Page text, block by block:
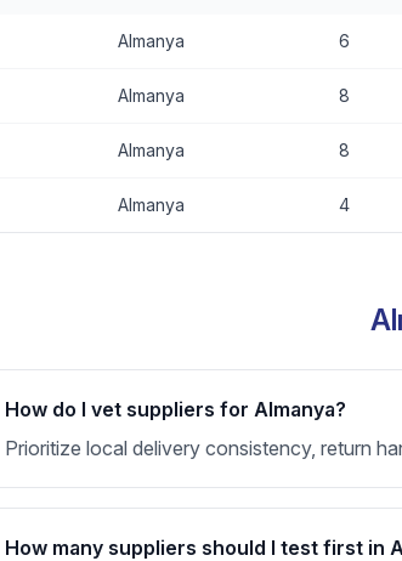
Almanya 6
Almanya 8
Almanya 8
Almanya 4
How do I vet suppliers for Almanya?
Prioritize local delivery consistency, return
How many suppliers should I test first in